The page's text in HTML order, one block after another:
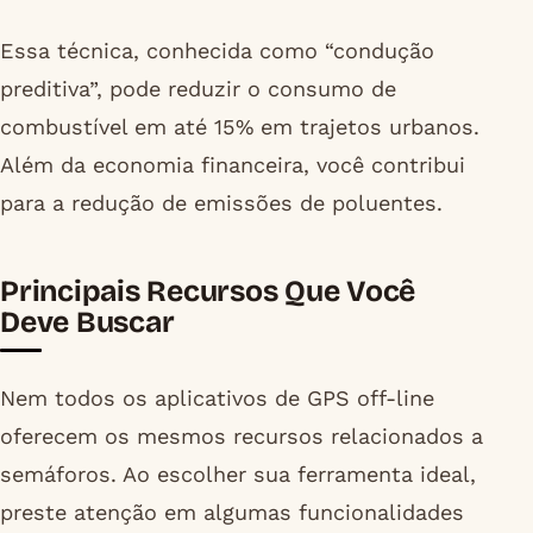
Essa técnica, conhecida como “condução
preditiva”, pode reduzir o consumo de
combustível em até 15% em trajetos urbanos.
Além da economia financeira, você contribui
para a redução de emissões de poluentes.
Principais Recursos Que Você
Deve Buscar
Nem todos os aplicativos de GPS off-line
oferecem os mesmos recursos relacionados a
semáforos. Ao escolher sua ferramenta ideal,
preste atenção em algumas funcionalidades